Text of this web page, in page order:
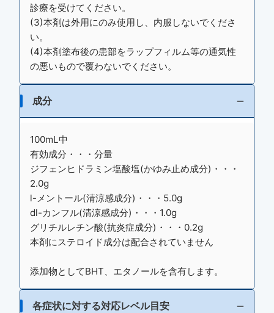
診療を受けてください。
(3)本剤は外用にのみ使用し、内服しないでくださ
い。
(4)本剤塗布後の患部をラップフィルム等の通気性
の悪いもので覆わないでください。
成分
100mL中
有効成分・・・分量
ジフェンヒドラミン塩酸塩(かゆみ止め成分)・・・
2.0g
l-メントール(清涼感成分)・・・5.0g
dl-カンフル(清涼感成分)・・・1.0g
グリチルレチン酸(抗炎症成分)・・・0.2g
本剤にステロイド成分は配合されていません
添加物としてBHT、エタノールを含有します。
各症状に対する対応レベル目安